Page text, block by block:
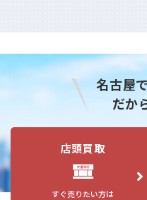
名古屋で
だか
店頭買取
すぐ売りたい方は